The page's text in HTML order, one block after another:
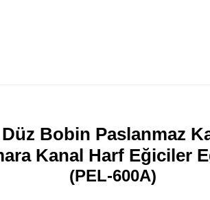
Bobin Paslanmaz
Kanal Harf Eğiciler
(PEL-600A)